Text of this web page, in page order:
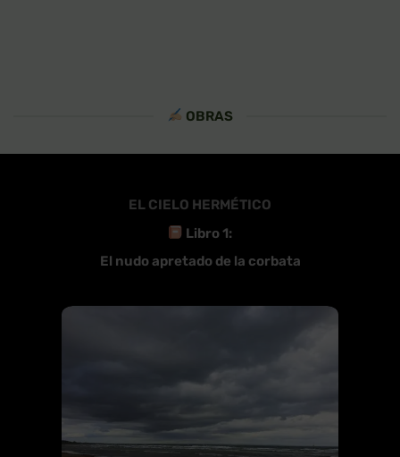
OBRAS
EL CIELO HERMÉTICO
Libro 1:
El nudo apretado de la corbata